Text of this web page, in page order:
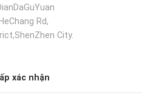
Rd,
City.
xác nhận